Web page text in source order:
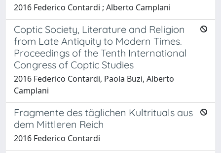
2016 Federico Contardi ; Alberto Camplani
Coptic Society, Literature and Religion
from Late Antiquity to Modern Times.
Proceedings of the Tenth International
Congress of Coptic Studies
2016 Federico Contardi, Paola Buzi, Alberto
Camplani
Fragmente des täglichen Kultrituals aus
dem Mittleren Reich
2016 Federico Contardi